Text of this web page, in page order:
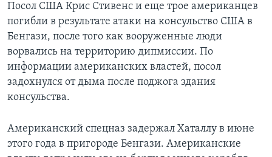
Посол США Крис Стивенс и еще трое американцев
погибли в результате атаки на консульство США в
Бенгази, после того как вооруженные люди
ворвались на территорию дипмиссии. По
информации американских властей, посол
задохнулся от дыма после поджога здания
консульства.
Американский спецназ задержал Хаталлу в июне
этого года в пригороде Бенгази. Американские